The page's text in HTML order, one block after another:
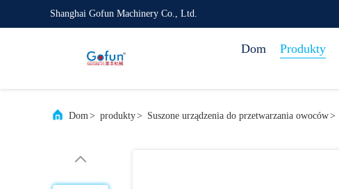
Shanghai Gofun Machinery Co., Ltd.
Dom Produkty
Dom> produkty> Suszone urządzenia do przetwarzania owoców>